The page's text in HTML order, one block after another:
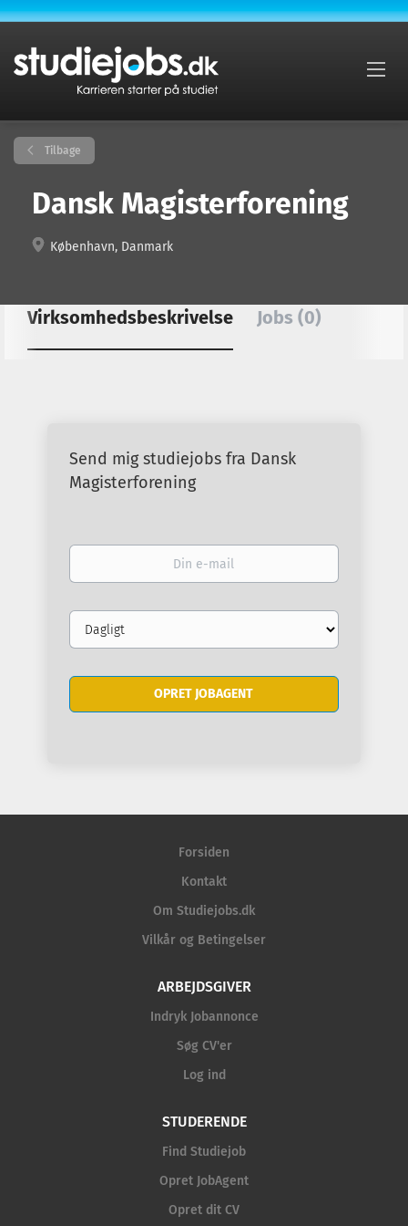
Tilbage
Dansk Magisterforening
København, Danmark
Virksomhedsbeskrivelse Jobs (0)
Send mig studiejobs fra Dansk
Magisterforening
Din
Email
frequency
Forsiden
Kontakt
Om Studiejobs.dk
Vilkår og Betingelser
ARBEJDSGIVER
Indryk Jobannonce
Søg CV'er
Log ind
STUDERENDE
Find Studiejob
Opret JobAgent
Opret dit CV